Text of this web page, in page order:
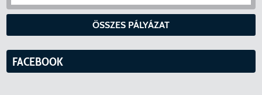
ÖSSZES PÁLYÁZAT
FACEBOOK